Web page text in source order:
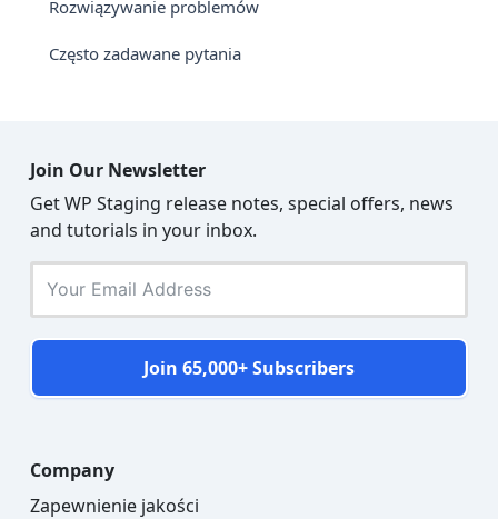
Rozwiązywanie problemów
Często zadawane pytania
Join Our Newsletter
Get WP Staging release notes, special offers, news
and tutorials in your inbox.
Join 65,000+ Subscribers
Company
Zapewnienie jakości